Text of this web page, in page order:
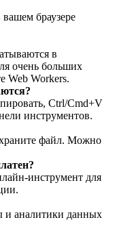
браузере
в
очень больших
Web Workers.
Ctrl/Cmd+V
инструментов.
файл. Можно
для
и аналитики данных